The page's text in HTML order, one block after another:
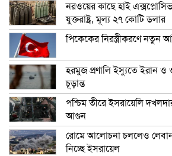
নরওয়ের কাছে হাই এক্সপ্লোসিভ
যুক্তরাষ্ট্র, মূল্য ২৭ কোটি ডলার
পিকেকের নিরস্ত্রীকরণে নতুন
হরমুজ প্রণালি ইস্যুতে ইরান ও
চূড়ান্ত
পশ্চিম তীরে ইসরায়েলি
আগুন
রোমে আলোচনা চললেও
নিচ্ছে ইসরায়েল